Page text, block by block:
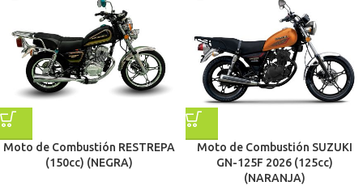
Moto de Combustión RESTREPA
(150cc) (NEGRA)
Moto de Combustión SUZUKI
GN-125F 2026 (125cc)
(NARANJA)